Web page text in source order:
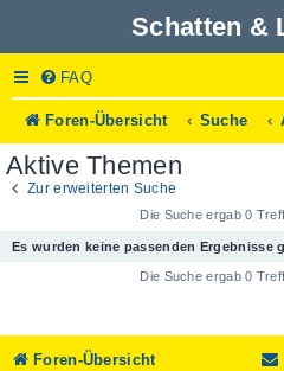
Schatten &
FAQ
Foren-Übersicht Suche
Aktive Themen
Zur erweiterten Suche
Die Suche ergab 0
Es wurden keine passenden Ergebnisse
Die Suche ergab 0
Foren-Übersicht